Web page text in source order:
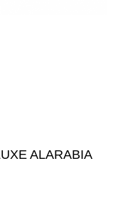
ALARABIA